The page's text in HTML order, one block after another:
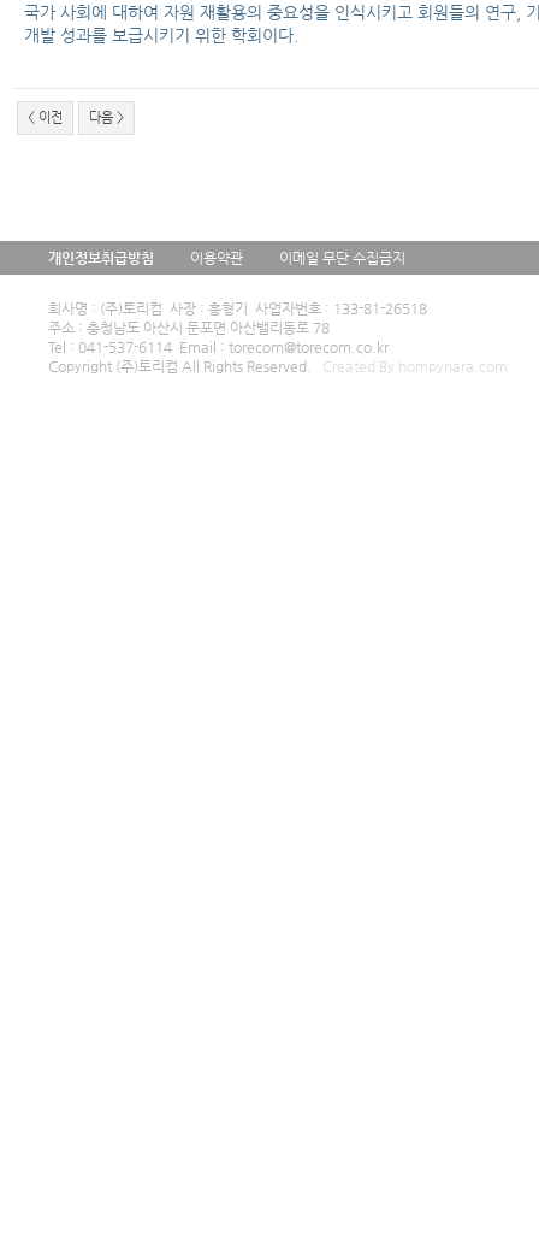
국가 사회에 대하여 자원 재활용의 중요성을 인식시키고 회원들의 연구,
개발 성과를 보급시키기 위한 학회이다.
< 이전 다음 >
개인정보취급방침 이용약관 이메일 무단 수집금지
회사명 : (주)토리컴 사장 : 홍형기 사업자번호 : 133-81-26518
주소 : 충청남도 아산시 둔포면 아산밸리동로 78
Tel : 041-537-6114 Email : torecom@torecom.co.kr
Copyright (주)토리컴 All Rights Reserved. Created By hompynara.com